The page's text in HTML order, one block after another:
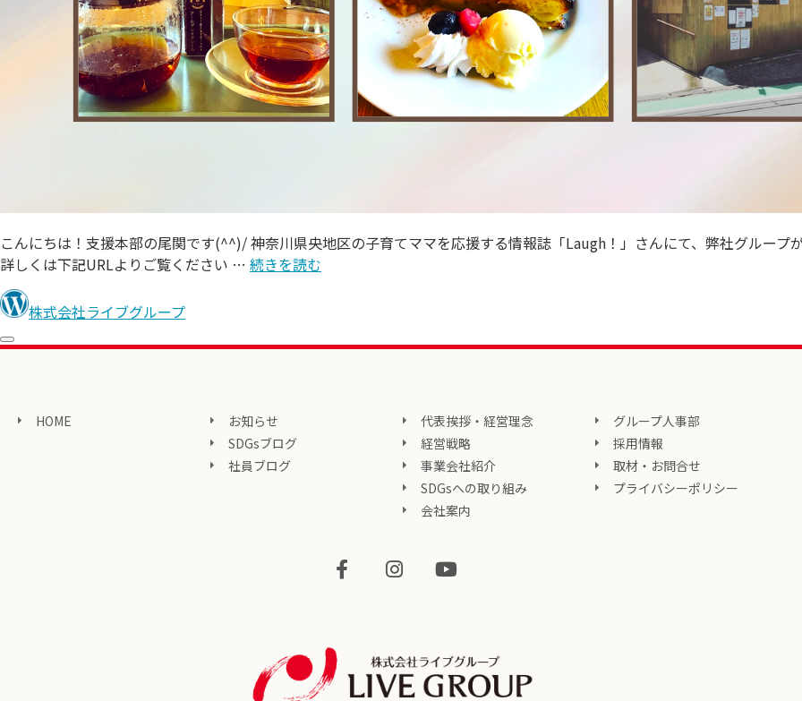
こんにちは！支援本部の尾関です(^^)/ 神奈川県央地区の子育てママを応援する情報誌「Laugh！」さんにて、弊社グルー
詳しくは下記URLよりご覧ください … 続きを読む
株式会社ライブグループ
HOME
お知らせ
SDGsブログ
社員ブログ
代表挨拶・経営理念
経営戦略
事業会社紹介
SDGsへの取り組み
会社案内
グループ人事部
採用情報
取材・お問合せ
プライバシーポリシー